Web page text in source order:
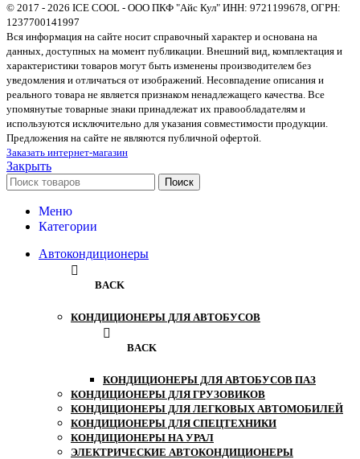
© 2017 - 2026 ICE COOL - ООО ПКФ "Айс Кул" ИНН: 9721199678, ОГРН:
1237700141997
Вся информация на сайте носит справочный характер и основана на
данных, доступных на момент публикации. Внешний вид, комплектация и
характеристики товаров могут быть изменены производителем без
уведомления и отличаться от изображений. Несовпадение описания и
реального товара не является признаком ненадлежащего качества. Все
упомянутые товарные знаки принадлежат их правообладателям и
используются исключительно для указания совместимости продукции.
Предложения на сайте не являются публичной офертой.
Заказать интернет-магазин
Закрыть
Поиск
Меню
Категории
Автокондиционеры
BACK
КОНДИЦИОНЕРЫ ДЛЯ АВТОБУСОВ
BACK
КОНДИЦИОНЕРЫ ДЛЯ АВТОБУСОВ ПАЗ
КОНДИЦИОНЕРЫ ДЛЯ ГРУЗОВИКОВ
КОНДИЦИОНЕРЫ ДЛЯ ЛЕГКОВЫХ АВТОМОБИЛЕЙ
КОНДИЦИОНЕРЫ ДЛЯ СПЕЦТЕХНИКИ
КОНДИЦИОНЕРЫ НА УРАЛ
ЭЛЕКТРИЧЕСКИЕ АВТОКОНДИЦИОНЕРЫ